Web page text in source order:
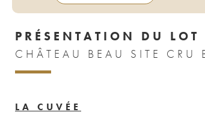
PRÉSENTATION DU LOT
LA CUVÉE